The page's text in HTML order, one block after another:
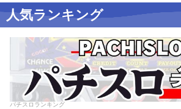
人気ランキング
パチスロランキング